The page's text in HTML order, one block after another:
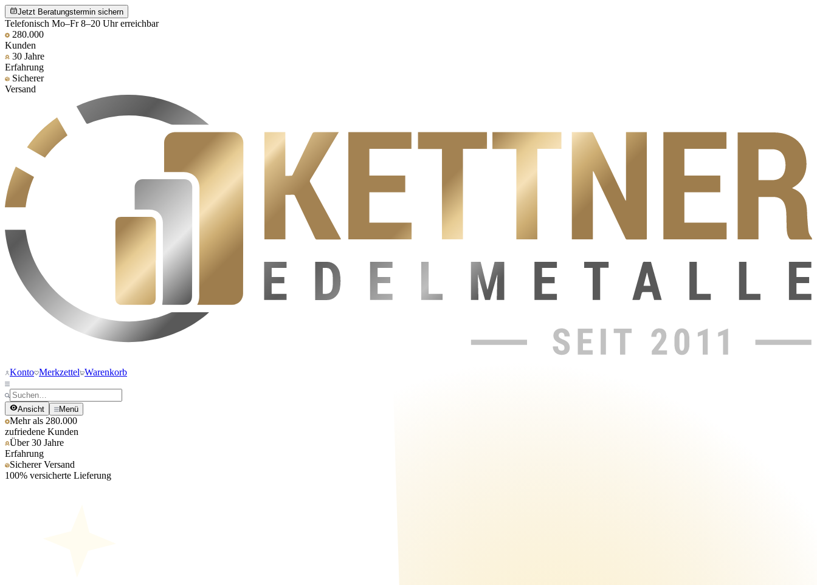
Jetzt Beratungstermin sichern
Telefonisch Mo–Fr 8–20 Uhr erreichbar
280.000
Kunden
30 Jahre
Erfahrung
Sicherer
Versand
Konto Merkzettel Warenkorb
Ansicht Menü
Mehr als 280.000
zufriedene Kunden
Über 30 Jahre
Erfahrung
Sicherer Versand
100% versicherte Lieferung